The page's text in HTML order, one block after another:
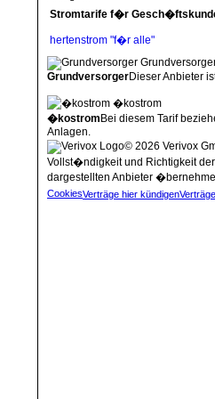
Stromtarife f�r
hertenstrom "f�r alle"
GrundversorgerDieser Anbieter
�kostrom
�kostrom Bei diesem Tarif
Anlagen.
© 2026 Verivox
Vollst�ndigkeit und Richtigkeit
dargestellten Anbieter
CookiesVerträge hier kündigen